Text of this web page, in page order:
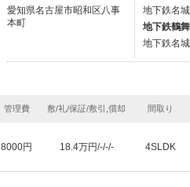
愛知県名古屋市昭和区八事
本町
地下鉄名
地下鉄鶴
地下鉄名
管理費 敷/礼/保証/敷引,償却 間取り
8000円 18.4万円/-/-/- 4SLDK